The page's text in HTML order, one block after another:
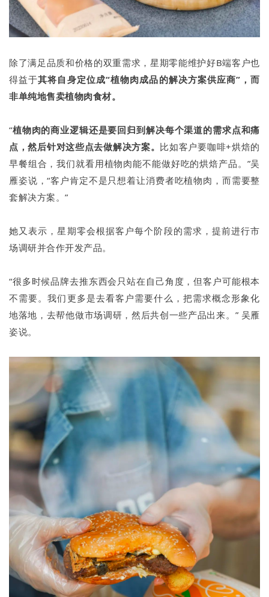
除了满足品质和价格的双重需求，星期零能维护好B端客户也
得益于其将自身定位成“植物肉成品的解决方案供应商”，而
非单纯地售卖植物肉食材。
“植物肉的商业逻辑还是要回归到解决每个渠道的需求点和痛
点，然后针对这些点去做解决方案。 比如客户要咖啡+烘焙的
早餐组合，我们就看用植物肉能不能做好吃的烘焙产品。”吴
雁姿说，“客户肯定不是只想着让消费者吃植物肉，而需要整
套解决方案。”
她又表示，星期零会根据客户每个阶段的需求，提前进行市
场调研并合作开发产品。
“很多时候品牌去推东西会只站在自己角度，但客户可能根本
不需要。我们更多是去看客户需要什么，把需求概念形象化
地落地，去帮他做市场调研，然后共创一些产品出来。” 吴雁
姿说。